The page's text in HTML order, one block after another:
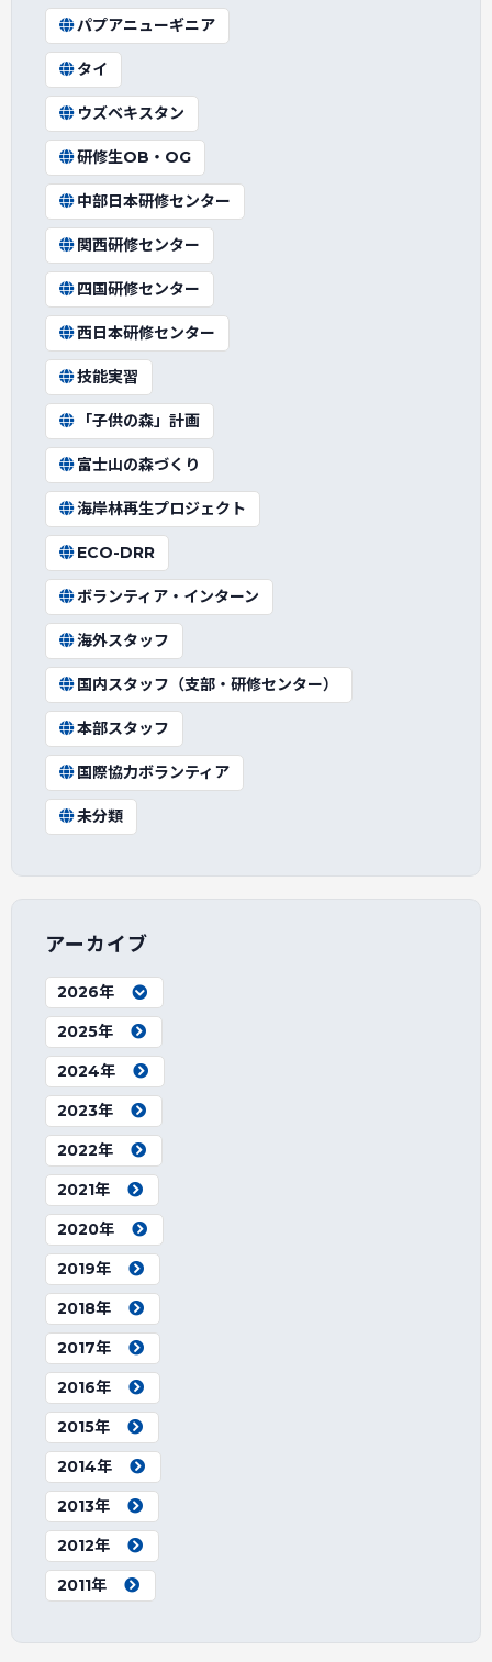
パプアニューギニア
タイ
ウズベキスタン
研修生OB・OG
中部日本研修センター
関西研修センター
四国研修センター
西日本研修センター
技能実習
「子供の森」計画
富士山の森づくり
海岸林再生プロジェクト
ECO-DRR
ボランティア・インターン
海外スタッフ
国内スタッフ（支部・研修センター）
本部スタッフ
国際協力ボランティア
未分類
アーカイブ
2026年
2025年
2024年
2023年
2022年
2021年
2020年
2019年
2018年
2017年
2016年
2015年
2014年
2013年
2012年
2011年